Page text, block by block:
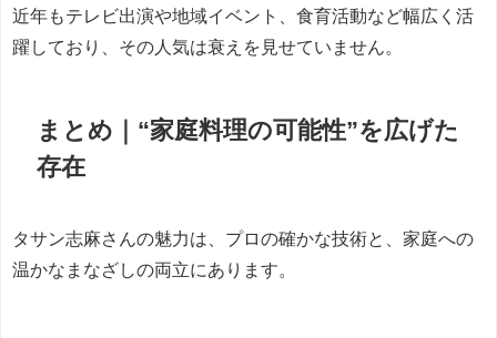
近年もテレビ出演や地域イベント、食育活動など幅広く活
躍しており、その人気は衰えを見せていません。
まとめ｜“家庭料理の可能性”を広げた
存在
タサン志麻さんの魅力は、プロの確かな技術と、家庭への
温かなまなざしの両立にあります。